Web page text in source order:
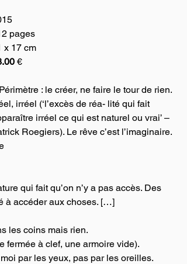
pages
x 17 cm
€
: le créer, ne faire le tour de rien.
irréel (‘l’excès de réa- lité qui fait
irréel ce qui est naturel ou vrai’ –
Roegiers). Le rêve c’est l’imaginaire.
qui fait qu’on n’y a pas accès. Des
à accéder aux choses. […]
les coins mais rien.
fermée à clef, une armoire vide).
par les yeux, pas par les oreilles.